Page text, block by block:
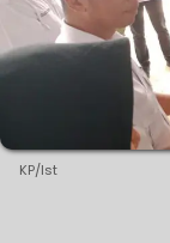
KP/Ist